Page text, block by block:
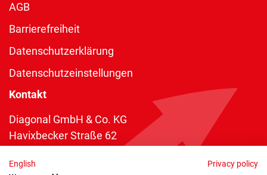
AGB
Barrierefreiheit
Datenschutzerklärung
Datenschutzeinstellungen
Kontakt
Diagonal GmbH & Co. KG
Havixbecker Straße 62
English
Privacy policy